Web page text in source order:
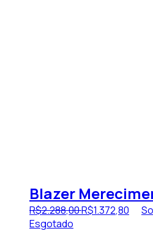
Blazer
R$2.288,00R$1.372,80
Esgotado